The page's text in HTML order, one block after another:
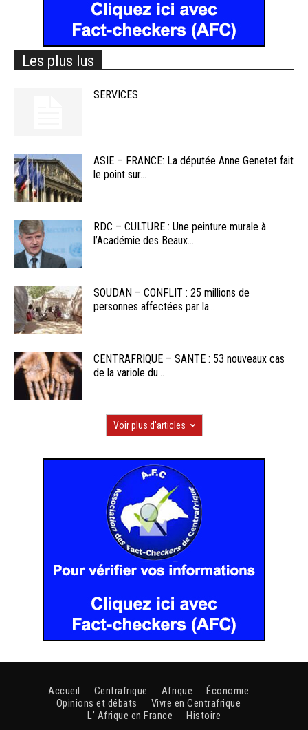
Les plus lus
SERVICES
ASIE – FRANCE: La députée Anne Genetet fait
le point sur...
RDC – CULTURE : Une peinture murale à
l’Académie des Beaux...
SOUDAN – CONFLIT : 25 millions de
personnes affectées par la...
CENTRAFRIQUE – SANTE : 53 nouveaux cas
de la variole du...
Voir plus d'articles
Accueil Centrafrique Afrique
Économie
Opinions et débats
Vivre en Centrafrique
L’ Afrique en France
Histoire